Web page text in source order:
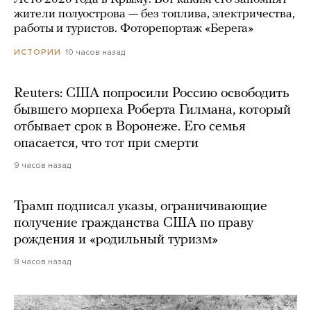
жители полуострова — без топлива, электричества,
работы и туристов. Фоторепортаж «Берега»
ИСТОРИИ 10 часов назад
Reuters: США попросили Россию освободить
бывшего морпеха Роберта Гилмана, который
отбывает срок в Воронеже. Его семья
опасается, что тот при смерти
9 часов назад
Трамп подписал указы, ограничивающие
получение гражданства США по праву
рождения и «родильный туризм»
8 часов назад